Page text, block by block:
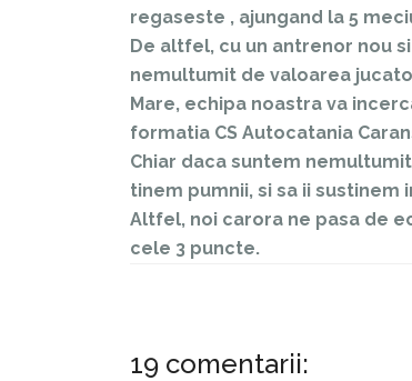
regaseste , ajungand la 5
De altfel, cu un antrenor nou
nemultumit de valoarea
Mare, echipa noastra va
formatia CS Autocatania
Chiar daca suntem
tinem pumnii, si sa ii
Altfel, noi carora ne pasa de
cele 3 puncte.
19 comentarii: